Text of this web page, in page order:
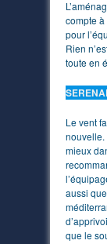
compte
pour
Rien
toute en
Le vent
nouvelle.
mieux
aussi
que le